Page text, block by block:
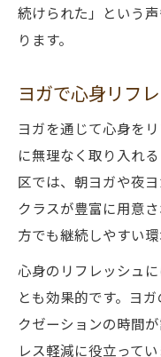
続けられた」という
ります。
ヨガで心身リフ
ヨガを通じて心身を
に無理なく取り入れ
区では、朝ヨガや夜
クラスが豊富に用意
方でも継続しやすい環
心身のリフレッシュ
とも効果的です。ヨ
クゼーションの時間
レス軽減に役立って